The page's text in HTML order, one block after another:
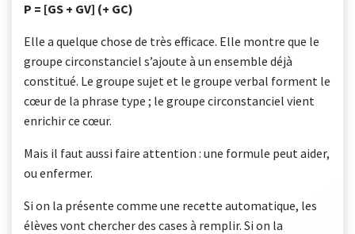
P = [GS + GV] (+ GC)
Elle a quelque chose de très efficace. Elle montre que le
groupe circonstanciel s’ajoute à un ensemble déjà
constitué. Le groupe sujet et le groupe verbal forment le
cœur de la phrase type ; le groupe circonstanciel vient
enrichir ce cœur.
Mais il faut aussi faire attention : une formule peut aider,
ou enfermer.
Si on la présente comme une recette automatique, les
élèves vont chercher des cases à remplir. Si on la